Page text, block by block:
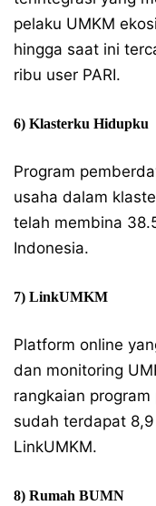
pelaku UMKM
hingga saat ini
ribu user PARI.
6) Klasterku Hidupku
Program
usaha dalam
telah membina
Indonesia.
7) LinkUMKM
Platform online
dan monitoring
rangkaian
sudah terdapat
LinkUMKM.
8) Rumah BUMN